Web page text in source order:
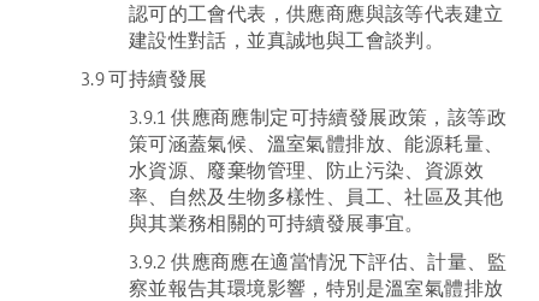
認可的工會代表，供應商應與該等代表建立
建設性對話，並真誠地與工會談判。
3.9 可持續發展
3.9.1 供應商應制定可持續發展政策，該等政
策可涵蓋氣候、溫室氣體排放、能源耗量、
水資源、廢棄物管理、防止污染、資源效
率、自然及生物多樣性、員工、社區及其他
與其業務相關的可持續發展事宜。
3.9.2 供應商應在適當情況下評估、計量、監
察並報告其環境影響，特別是溫室氣體排放